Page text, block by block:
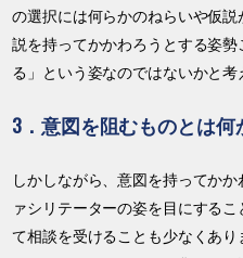
の選択には何らかのねらいや仮
説を持ってかかわろうとする姿
る」という姿なのではないかと考
3．意図を阻むものとは何
しかしながら、意図を持ってか
ァシリテーターの姿を目にする
て相談を受けることも少なくあ